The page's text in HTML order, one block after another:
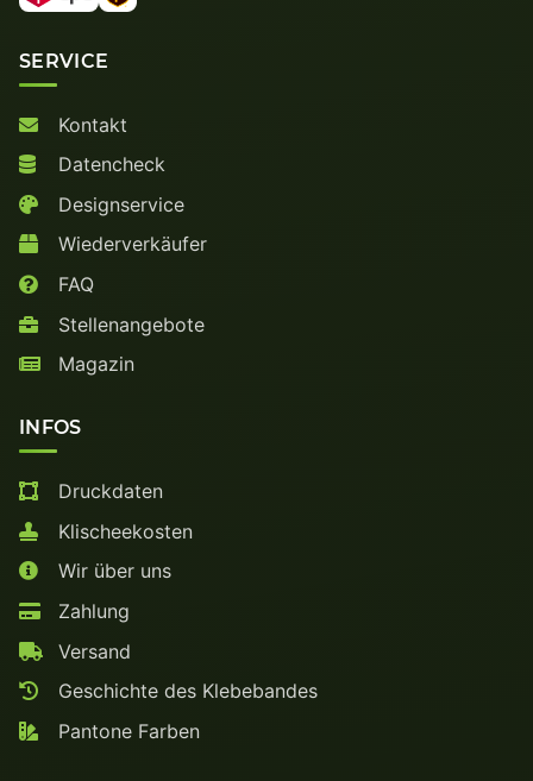
SERVICE
Kontakt
Datencheck
Designservice
Wiederverkäufer
FAQ
Stellenangebote
Magazin
INFOS
Druckdaten
Klischeekosten
Wir über uns
Zahlung
Versand
Geschichte des Klebebandes
Pantone Farben